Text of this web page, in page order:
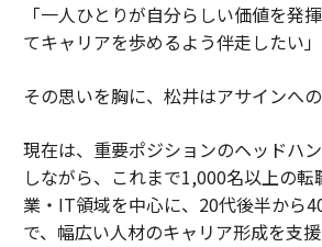
「一人ひとりが自分らしい価値を発
てキャリアを歩めるよう伴走したい」
その思いを胸に、松井はアサインへ
現在は、重要ポジションのヘッドハ
しながら、これまで1,000名以上の転
業・IT領域を中心に、20代後半から
で、幅広い人材のキャリア形成を支援